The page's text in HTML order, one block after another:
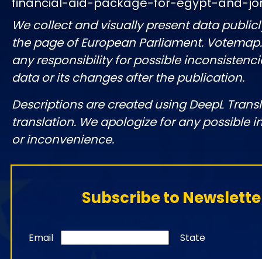
We collect and visually present data
the page of European Parliament.
any responsibility for possible
data or its changes after the publication.
Descriptions are created using DeepL
translation. We apologize for any possible
or inconvenience.
Subscribe to
Email State